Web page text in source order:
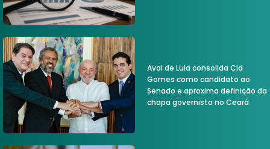
Aval de Lula consolida Cid
Gomes como candidato ao
Senado e aproxima definição da
chapa governista no Ceará